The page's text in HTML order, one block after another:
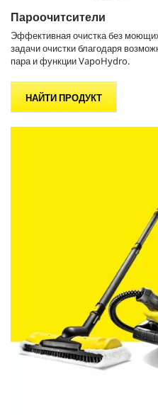
Пароочитсители
Эффективная очистка без
задачи очистки благодаря
пара и функцииVapoHydro.
НАЙТИ ПРОДУКТ